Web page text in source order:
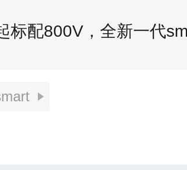
标配800V，全新一代